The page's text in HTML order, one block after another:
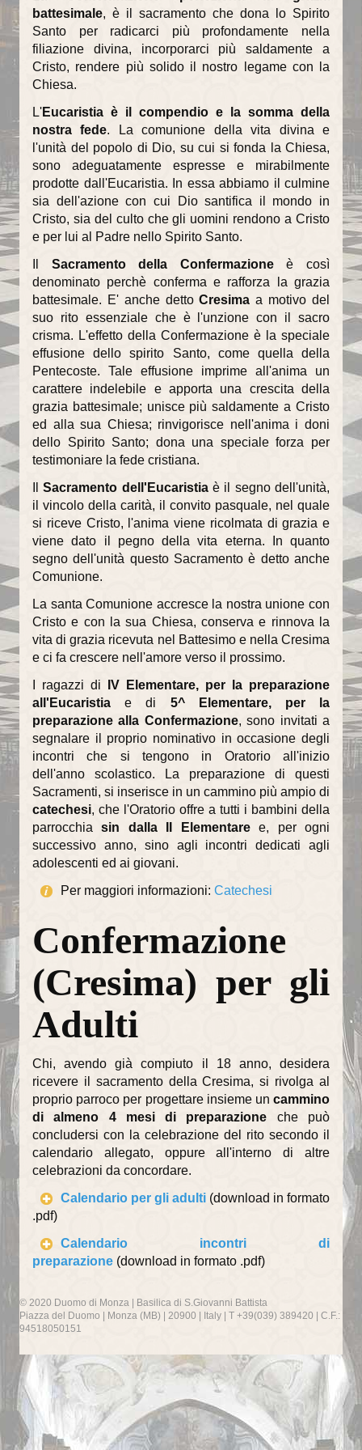
La torre campanaria
Gli Alabardieri
La Corona Ferrea
La Cappella di Teodolinda
I grandi Cicli Decorativi
Il Museo e il Tesoro
Cultura e musica
La Biblioteca Capitolare
Le Campane del Duomo
Il Sentiero della Bellezza
La Cappella Musicale
Il Duomo racconta...
Informazioni utili
Orari delle SS.Messe
Orari del Museo e Tesoro
LA PARROCCHIA
Liturgia
Sacramenti
Il Battesimo
Eucaristia e Confermazione
Il Matrimonio
La Riconciliazione
Unzione degli infermi
Organismi di partecipazione
Consiglio Pastorale Parrocchiale
Informazioni utili
Orari delle SS.Messe
Orari del Museo e Tesoro
Recapiti della Parrocchia
Recapiti della Comunità
Scuole ed Istituti
Parrocchie del Decanato
I SUOI PARROCCHIANI
Avvisi ai parrocchiani
Gruppi parrocchiali
Gruppo famiglie
Gruppo missionario duomo
Associazioni
Caritas
battesimale, è il sacramento che dona lo Spirito
Santo per radicarci più profondamente nella
filiazione divina, incorporarci più saldamente a
Cristo, rendere più solido il nostro legame con la
Chiesa.
L'Eucaristia è il compendio e la somma della
nostra fede. La comunione della vita divina e
l'unità del popolo di Dio, su cui si fonda la Chiesa,
sono adeguatamente espresse e mirabilmente
prodotte dall'Eucaristia. In essa abbiamo il culmine
sia dell'azione con cui Dio santifica il mondo in
Cristo, sia del culto che gli uomini rendono a Cristo
e per lui al Padre nello Spirito Santo.
Sacramento della Confermazioneè così
denominato perchè conferma e rafforza la grazia
battesimale. E' anche dettoCresima a motivo del
suo rito essenziale che è l'unzione con il sacro
crisma. L'effetto della Confermazione è la speciale
effusione dello spirito Santo, come quella della
Pentecoste. Tale effusione imprime all'anima un
carattere indelebile e apporta una crescita della
grazia battesimale; unisce più saldamente a Cristo
ed alla sua Chiesa; rinvigorisce nell'anima i doni
dello Spirito Santo; dona una speciale forza per
testimoniare la fede cristiana.
IlSacramento dell'Eucaristiaè il segno dell'unità,
il vincolo della carità, il convito pasquale, nel quale
si riceve Cristo, l'anima viene ricolmata di grazia e
viene dato il pegno della vita eterna. In quanto
segno dell'unità questo Sacramento è detto anche
Comunione.
La santa Comunione accresce la nostra unione con
Cristo e con la sua Chiesa, conserva e rinnova la
vita di grazia ricevuta nel Battesimo e nella Cresima
e ci fa crescere nell'amore verso il prossimo.
I ragazzi di
IV Elementare, per la preparazione
all'Eucaristia e di 5^ Elementare, per la
preparazione alla Confermazione, sono invitati a
segnalare il proprio nominativo in occasione degli
incontri che si tengono in Oratorio all'inizio
dell'anno scolastico. La preparazione di questi
Sacramenti, si inserisce in un cammino più ampio di
catechesi, che l'Oratorio offre a tutti i bambini della
parrocchiasin dalla II Elementaree, per ogni
successivo anno, sino agli incontri dedicati agli
adolescenti ed ai giovani.
Per maggiori informazioni: Catechesi
Confermazione
(Cresima) per gli
Adulti
Chi, avendo già compiuto il 18 anno, desidera
ricevere il sacramento della Cresima, si rivolga al
proprio parroco per progettare insieme un cammino
di almeno 4 mesi di preparazione che può
concludersi con la celebrazione del rito secondo il
calendario allegato, oppure all'interno di altre
celebrazioni da concordare.
Calendario per gli adulti (download in formato
.pdf)
Calendario incontri di
preparazione (download in formato .pdf)
© 2020 Duomo di Monza | Basilica di S.Giovanni Battista
Piazza del Duomo | Monza (MB) | 20900 | Italy | T +39(039) 389420 | C.F.:
94518050151